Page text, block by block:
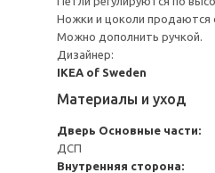
Ножки и цоколи продаются
Можно дополнить ручкой.
Дизайнер:
IKEA of Sweden
Материалы и уход
Дверь Основные части:
ДСП
Внутренняя сторона: